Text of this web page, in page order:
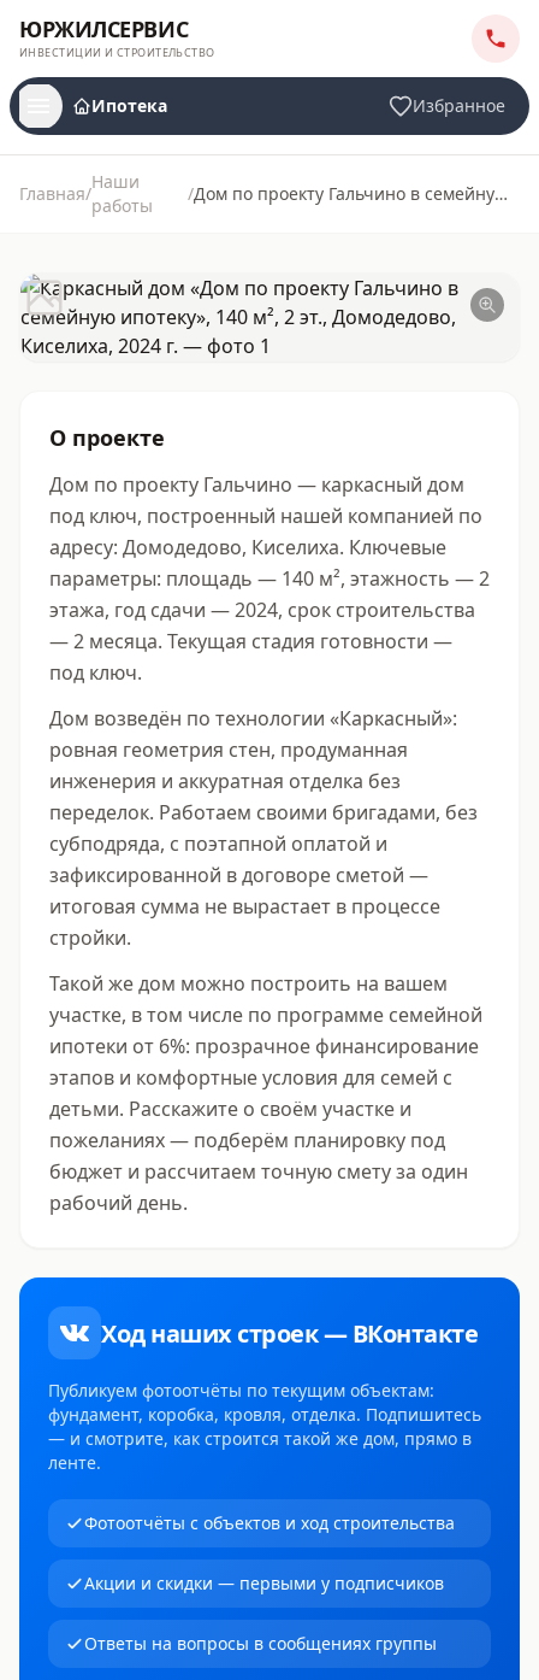
ЮРЖИЛСЕРВИС
ИНВЕСТИЦИИ И СТРОИТЕЛЬСТВО
Ипотека Избранное
Главная/
Наши
работы
/ Дом по проекту Гальчино в семейную ипотеку
О проекте
Дом по проекту Гальчино — каркасный дом
под ключ, построенный нашей компанией по
адресу: Домодедово, Киселиха. Ключевые
параметры: площадь — 140 м², этажность — 2
этажа, год сдачи — 2024, срок строительства
— 2 месяца. Текущая стадия готовности —
под ключ.
Дом возведён по технологии «Каркасный»:
ровная геометрия стен, продуманная
инженерия и аккуратная отделка без
переделок. Работаем своими бригадами, без
субподряда, с поэтапной оплатой и
зафиксированной в договоре сметой —
итоговая сумма не вырастает в процессе
стройки.
Такой же дом можно построить на вашем
участке, в том числе по программе семейной
ипотеки от 6%: прозрачное финансирование
этапов и комфортные условия для семей с
детьми. Расскажите о своём участке и
пожеланиях — подберём планировку под
бюджет и рассчитаем точную смету за один
рабочий день.
Ход наших строек — ВКонтакте
Публикуем фотоотчёты по текущим объектам:
фундамент, коробка, кровля, отделка. Подпишитесь
— и смотрите, как строится такой же дом, прямо в
ленте.
Фотоотчёты с объектов и ход строительства
Акции и скидки — первыми у подписчиков
Ответы на вопросы в сообщениях группы